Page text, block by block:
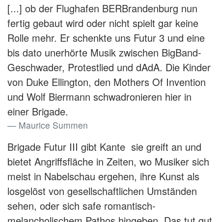
[...] ob der Flughafen BER­Brandenburg nun
fertig gebaut wird oder nicht spielt gar keine
Rolle mehr. Er schenkte uns Futur 3 und eine
bis dato unerhörte Musik zwischen Big­Band­
Geschwader, Protestlied und dAdA. Die Kinder
von Duke Ellington, den Mothers Of Invention
und Wolf Biermann schwadronieren hier in
einer Brigade.
Maurice Summen
Brigade Futur III gibt Kante ­ sie greift an und
bietet Angriffsfläche in Zeiten, wo Musiker sich
meist in Nabelschau ergehen, ihre Kunst als
losgelöst von gesellschaftlichen Umständen
sehen, oder sich safe romantisch­